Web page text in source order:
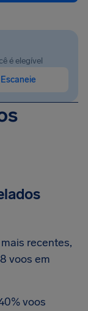
é elegível
Escaneie
recentes,
voos em
voos